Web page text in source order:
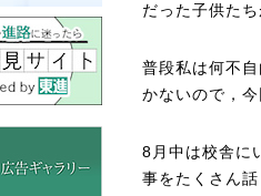
だった子供た
普段私は何不
かないので，
8月中は校舎に
事をたくさん